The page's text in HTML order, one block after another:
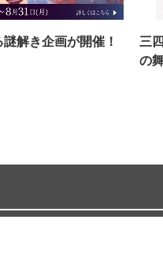
解き企画が開催！
三
の